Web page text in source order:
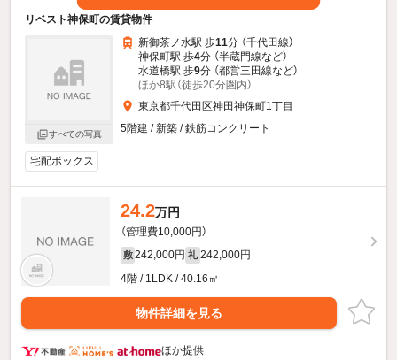
リベスト神保町の賃貸物件
すべての写真
新御茶ノ水駅 歩11分 （千代田線）
神保町駅 歩4分 （半蔵門線など）
水道橋駅 歩9分 （都営三田線など）
ほか8駅（徒歩20分圏内）
東京都千代田区神田神保町1丁目
5階建 / 新築 / 鉄筋コンクリート
宅配ボックス
24.2万円
（管理費10,000円）
敷 242,000円 礼 242,000円
4階 / 1LDK / 40.16㎡
物件詳細を見る
ほか提供